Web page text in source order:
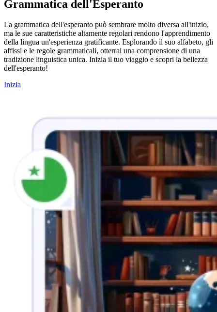
Grammatica dell'Esperanto
La grammatica dell'esperanto può sembrare molto diversa all'inizio,
ma le sue caratteristiche altamente regolari rendono l'apprendimento
della lingua un'esperienza gratificante. Esplorando il suo alfabeto, gli
affissi e le regole grammaticali, otterrai una comprensione di una
tradizione linguistica unica. Inizia il tuo viaggio e scopri la bellezza
dell'esperanto!
Inizia